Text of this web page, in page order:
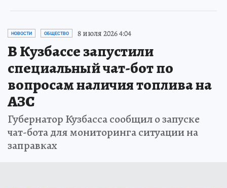
НОВОСТИ ОБЩЕСТВО 8 июля 2026 4:04
В Кузбассе запустили
специальный чат-бот по
вопросам наличия топлива на
АЗС
Губернатор Кузбасса сообщил о запуске
чат-бота для мониторинга ситуации на
заправках